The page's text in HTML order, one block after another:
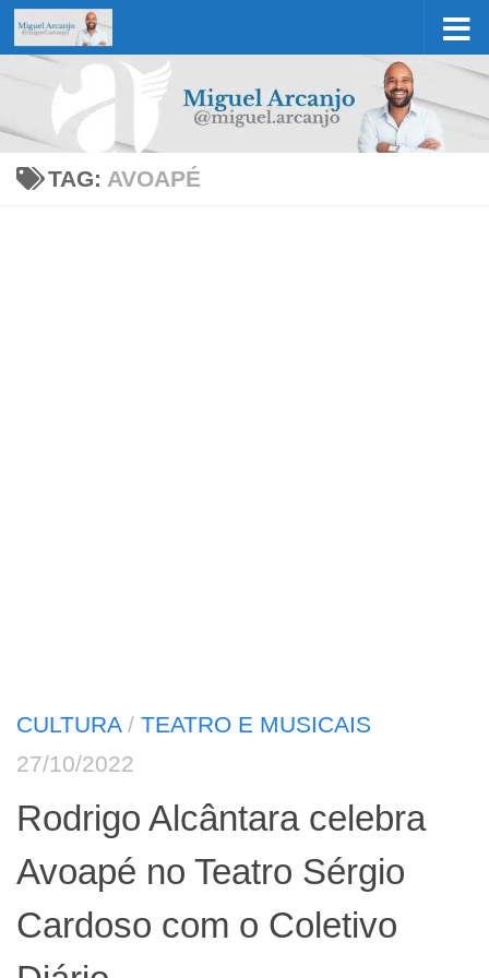
Skip to content
TAG: AVOAPÉ
CULTURA/ TEATRO E MUSICAIS
27/10/2022
Rodrigo Alcântara celebra
Avoapé no Teatro Sérgio
Cardoso com o Coletivo